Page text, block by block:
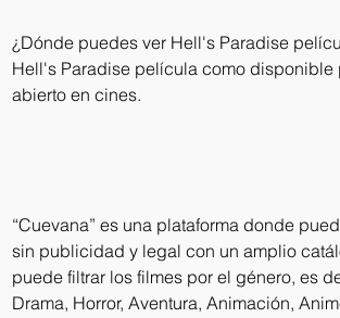
¿Dónde puedes ver Hell's Paradise
Hell's Paradise película como disponible
abierto en cines.
“Cuevana” es una plataforma donde
sin publicidad y legal con un amplio
puede filtrar los filmes por el género, es
Drama, Horror, Aventura, Animación,